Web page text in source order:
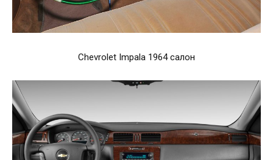
Chevrolet Impala 1964 салон